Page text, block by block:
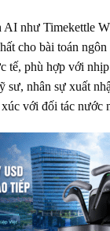
AI như Timekettle
cho bài toán
tế, phù hợp với
sư, nhân sự xuất
với đối tác nước